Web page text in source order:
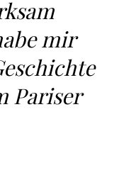
mir
Pariser